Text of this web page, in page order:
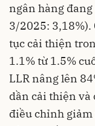
ngân hàng
3/2025: 3,18%).
tục cải thiện
1.1% từ 1.5%
LLR nâng lên
dần cải thiện và
điều chỉnh